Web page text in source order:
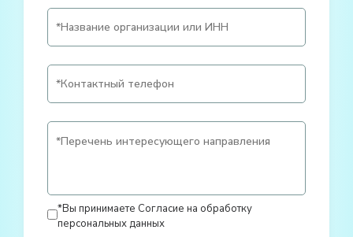
*Вы принимаете Согласие на обработку
персональных данных